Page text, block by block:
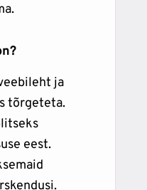
ja
tõrgeteta.
eest.